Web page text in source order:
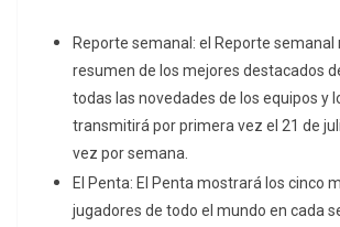
Reporte semanal: el Reporte
resumen de los mejores destacados
todas las novedades de los equipos y
transmitirá por primera vez el 21 de
vez por semana.
El Penta: El Penta mostrará los cinco
jugadores de todo el mundo en cada